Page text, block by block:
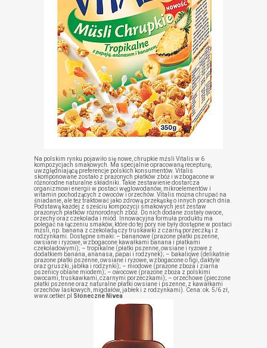
Na polskim rynku pojawiło się nowe, chrupkie mźsli Vitalis w 6
kompozycjach smakowych. Ma specjalnie opracowaną recepturę,
uwzględniającą preferencje polskich konsumentów. Vitalis
skomponowane zostało z prażonych płatków zbóż i wzbogacone w
różnorodne naturalne składniki. Takie zestawienie dostarcza
organizmowi energii w postaci węglowodanów, mikroelementów i
witamin pochodzących z owoców i orzechów. Vitalis można chrupać na
śniadanie, ale też traktować jako zdrową przekąskę o innych porach dnia.
Podstawą każdej z sześciu kompozycji smakowych jest zestaw
prażonych płatków różnorodnych zbóż. Do nich dodane zostały owoce,
orzechy oraz czekolada i miód. Innowacyjna formuła produktu ma
polegać na łączeniu smaków, które do tej pory nie były dostępne w postaci
mźsli, np. banana z czekoladą czy truskawki z czarną porzeczką i z
rodzynkami. Dostępne smaki: – bananowe (prażone płatki pszenne,
owsiane i ryżowe, wzbogacone kawałkami banana i płatkami
czekoladowymi); – tropikalne (płatki pszenne, owsiane i ryżowe z
dodatkiem banana, ananasa, papai i rodzynek); – bakaliowe (delikatnie
prażone płatki pszenne, owsiane i ryżowe, wzbogacone o figi, daktyle
oraz gruszki, jabłka i rodzynki); – miodowe (prażone zboża i ziarna
pszenicy oblane miodem); – owocowe (prażone zboża z polskimi
owocami, truskawkami, czarnymi porzeczkami); – orzechowe (pieczone
płatki pszenne oraz naturalne płatki owsiane i pszenne, z kawałkami
orzechów laskowych, migdałów, jabłek i z rodzynkami). Cena: ok. 5/6 zł,
www.oetker.pl Słoneczne Nivea